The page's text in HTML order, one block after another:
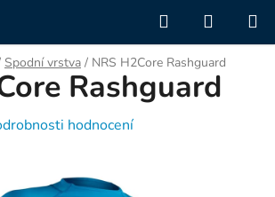
Hledat
KOŠÍK
Spodní vrstva / NRS H2Core Rashguard
Rashguard
hodnocení